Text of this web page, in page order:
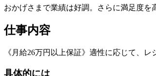
おかげさまで業績は好調。さらに満足度を
仕事内容
《月給26万円以上保証》適性に応じて、
具体的には